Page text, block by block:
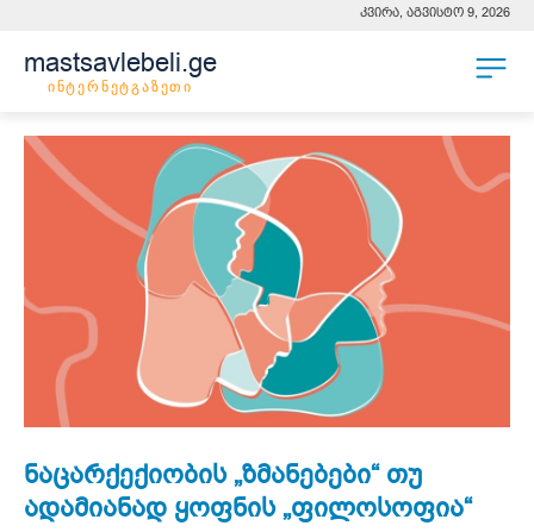
კვირა, აგვისტო 9, 2026
mastsavlebeli.ge
ინტერნეტგაზეთი
ნაცარქექიობის „ზმანებები“ თუ
ადამიანად ყოფნის „ფილოსოფია“